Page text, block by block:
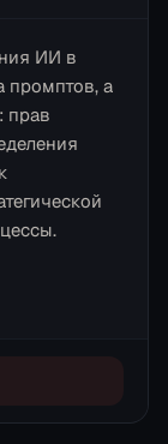
ИИ в
промптов, а
прав